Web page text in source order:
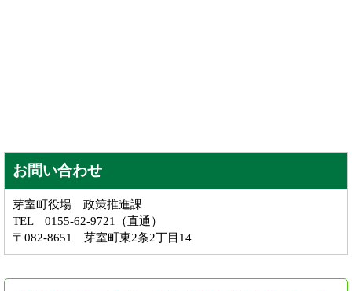
お問い合わせ
芽室町役場 政策推進課
TEL 0155-62-9721（直通）
〒082-8651 芽室町東2条2丁目14